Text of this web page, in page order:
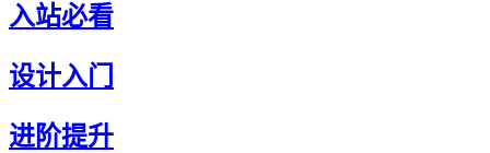
入站必看
设计入门
进阶提升